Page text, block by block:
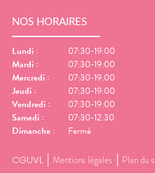
NOS HORAIRES
Lundi :
07:30-19:00
Mardi :
07:30-19:00
Mercredi :
07:30-19:00
Jeudi :
07:30-19:00
Vendredi :
07:30-19:00
Samedi :
07:30-12:30
Dimanche : Fermé
CGUVL Mentions légales Plan du